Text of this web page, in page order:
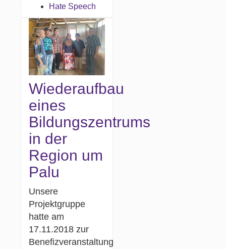
Hate Speech
Wiederaufbau
eines
Bildungszentrums
in der
Region um
Palu
Unsere
Projektgruppe
hatte am
17.11.2018 zur
Benefizveranstaltung